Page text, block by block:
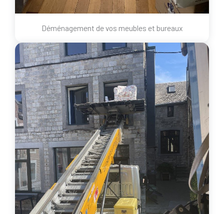
Déménagement de vos meubles et bureaux